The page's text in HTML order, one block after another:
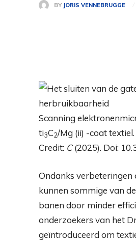
BY JORIS VENNEBRUGGE
Scanning
ti3C2/Mg (ii) -coat
Credit: C(2025). Doi:
Ondanks verbeteringen
kunnen sommige van
banen door minder
onderzoekers van het
geïntroduceerd om